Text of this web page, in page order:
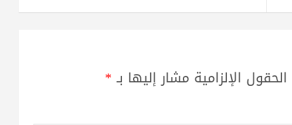
الحقول الإلزامية مشار إليها بـ*